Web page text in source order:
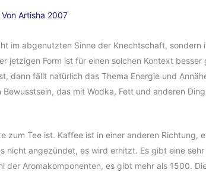
VonArtisha 2007
im abgenutzten Sinne der Knechtschaft, sondern
jetzigen Form ist für einen solchen Kontext
dann fällt natürlich das Thema Energie und
das mit Wodka, Fett und anderen
zum Tee ist. Kaffee ist in einer anderen Richtung,
nicht angezündet, es wird erhitzt. Es gibt eine
der Aromakomponenten, es gibt mehr als 1500.